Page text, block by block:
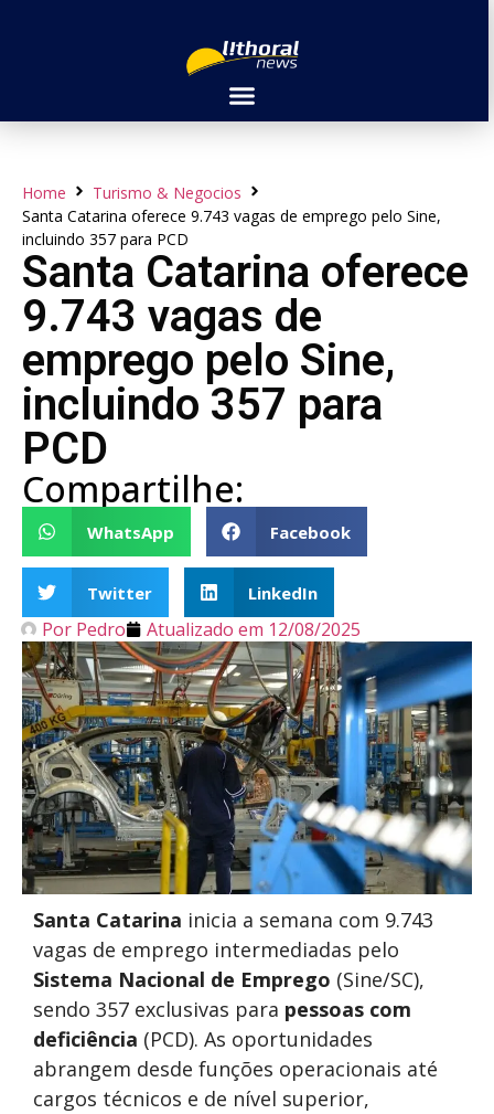
Home
Turismo & Negocios
Santa Catarina oferece 9.743 vagas de emprego pelo Sine,
incluindo 357 para PCD
Santa Catarina oferece
9.743 vagas de
emprego pelo Sine,
incluindo 357 para
PCD
Compartilhe:
WhatsApp Facebook
Twitter LinkedIn
Por Pedro Atualizado em 12/08/2025
Santa Catarina inicia a semana com 9.743
vagas de emprego intermediadas pelo
Sistema Nacional de Emprego (Sine/SC),
sendo 357 exclusivas para pessoas com
deficiência (PCD). As oportunidades
abrangem desde funções operacionais até
cargos técnicos e de nível superior,